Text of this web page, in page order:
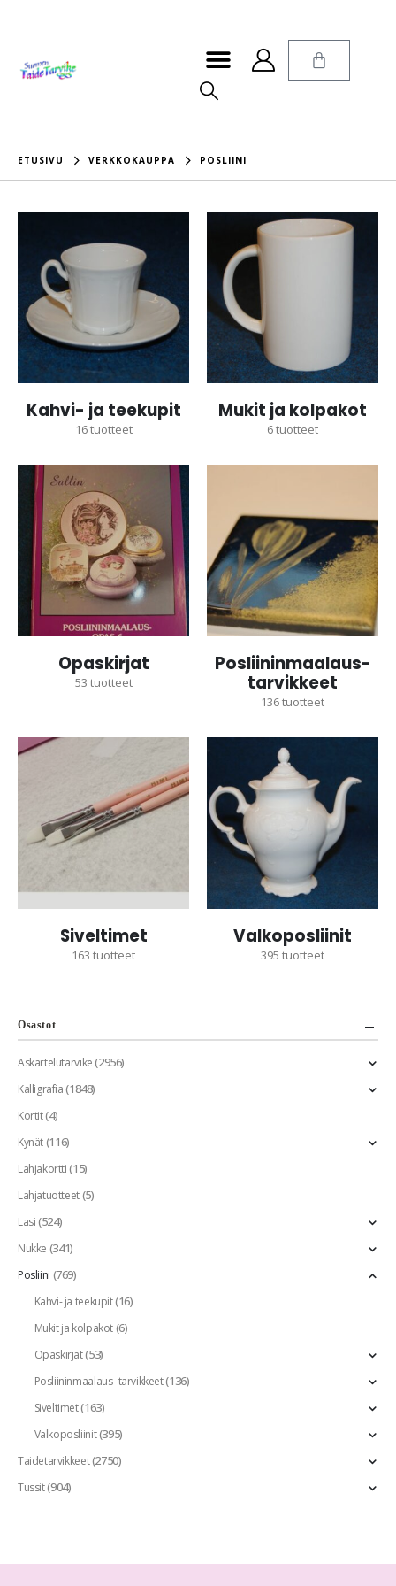
ETUSIVU VERKKOKAUPPA POSLIINI
Kahvi- ja teekupit
16tuotteet
Mukit ja kolpakot
6tuotteet
Opaskirjat
53 tuotteet
Posliininmaalaus-
tarvikkeet
136tuotteet
Siveltimet
163 tuotteet
Valkoposliinit
395 tuotteet
Osastot
Askartelutarvike(2956)
Kalligrafia(1848)
Kortit(4)
Kynät(116)
Lahjakortti(15)
Lahjatuotteet(5)
Lasi(524)
Nukke (341)
Posliini (769)
Kahvi- ja teekupit(16)
Mukit ja kolpakot(6)
Opaskirjat(53)
Posliininmaalaus- tarvikkeet(136)
Siveltimet(163)
Valkoposliinit(395)
Taidetarvikkeet(2750)
Tussit(904)